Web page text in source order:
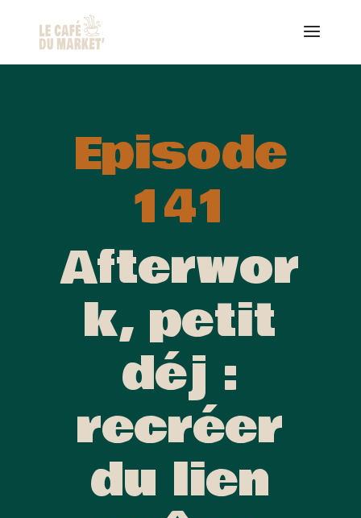
Episode
141
Afterwor
k, petit
déj :
recréer
du lien